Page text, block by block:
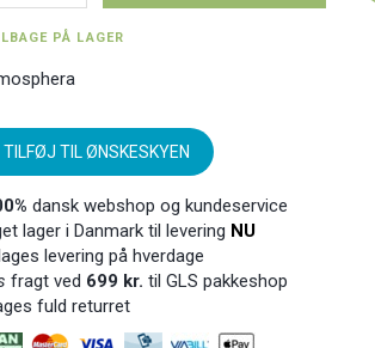
PÅ LAGER
TILFØJ TIL ØNSKESKYEN
dansk webshop og kundeservice
lager i Danmark til levering NU
levering på hverdage
fragt ved 699 kr. til GLS pakkeshop
fuld returret